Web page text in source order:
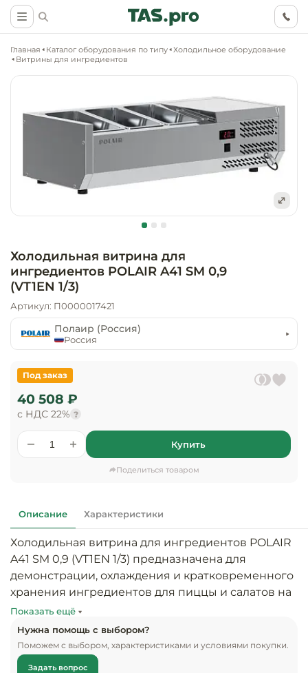
Барный
Оснащение
Оснащение
Оснащение
Оснащение
Ритейл (food)
Ритейл (non
Маркетинговые
Разработка
торгового
оборудования
Главная Каталог оборудования по типу Холодильное оборудование
Витрины для ингредиентов
Холодильная витрина для
ингредиентов POLAIR A41 SM 0,9
(VT1EN 1/3)
Артикул: П0000017421
Полаир (Россия)
Россия
40 508 ₽
с НДС 22% ?
Под заказ
Купить
Поделиться товаром
Описание Характеристики
Холодильная витрина для ингредиентов POLAIR
A41 SM 0,9 (VT1EN 1/3) предназначена для
демонстрации, охлаждения и кратковременного
хранения ингредиентов для пиццы и салатов на
предприятиях общественного питания и
торговли.
Показать ещё
Нужна помощь с выбором?
Поможем с выбором, характеристиками и условиями покупки.
Задать вопрос